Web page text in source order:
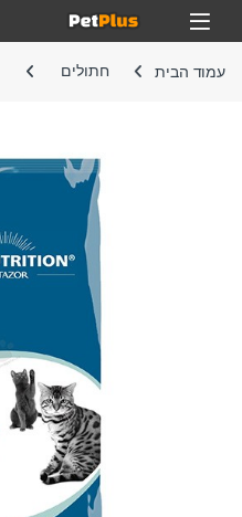
Skip to navigation
Skip to content
Open
עמוד הבית חתולים